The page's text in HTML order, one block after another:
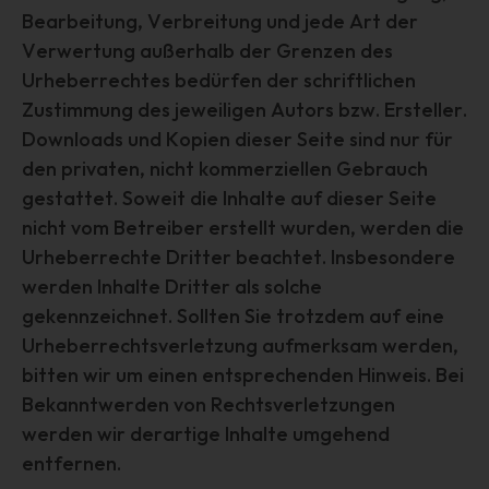
Bearbeitung, Verbreitung und jede Art der
Verwertung außerhalb der Grenzen des
Urheberrechtes bedürfen der schriftlichen
Zustimmung des jeweiligen Autors bzw. Ersteller.
Downloads und Kopien dieser Seite sind nur für
den privaten, nicht kommerziellen Gebrauch
gestattet. Soweit die Inhalte auf dieser Seite
nicht vom Betreiber erstellt wurden, werden die
Urheberrechte Dritter beachtet. Insbesondere
werden Inhalte Dritter als solche
gekennzeichnet. Sollten Sie trotzdem auf eine
Urheberrechtsverletzung aufmerksam werden,
bitten wir um einen entsprechenden Hinweis. Bei
Bekanntwerden von Rechtsverletzungen
werden wir derartige Inhalte umgehend
entfernen.
die Anpassung oder Veränderung, das Auslesen, das
Abfragen, die Verwendung, die Offenlegung durch
Übermittlung, Verbreitung oder eine andere Form der
Bereitstellung, den Abgleich oder die Verknüpfung, die
Einschränkung, das Löschen oder die Vernichtung.
d) Einschränkung der Verarbeitung
Einschränkung der Verarbeitung ist die Markierung
gespeicherter personenbezogener Daten mit dem Ziel,
ihre künftige Verarbeitung einzuschränken.
e) Profiling
Profiling ist jede Art der automatisierten Verarbeitung
personenbezogener Daten, die darin besteht, dass diese
personenbezogenen Daten verwendet werden, um
bestimmte persönliche Aspekte, die sich auf eine
natürliche Person beziehen, zu bewerten, insbesondere,
um Aspekte bezüglich Arbeitsleistung, wirtschaftlicher
Lage, Gesundheit, persönlicher Vorlieben, Interessen,
Zuverlässigkeit, Verhalten, Aufenthaltsort oder